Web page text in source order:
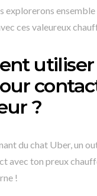
explorerons
ces valeureux
?
du chat Uber, un
avec ton preux
!